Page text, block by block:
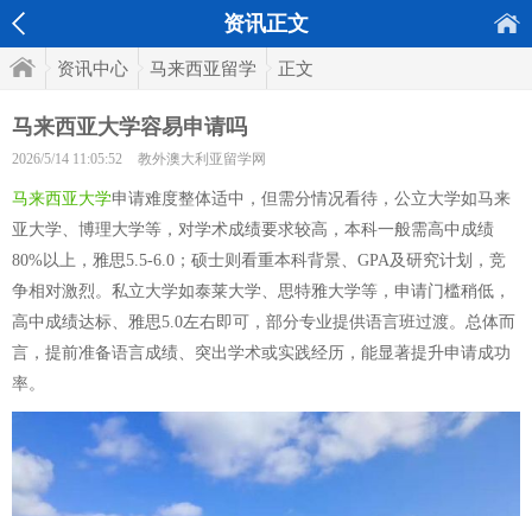
资讯正文
资讯中心 马来西亚留学 正文
马来西亚大学容易申请吗
2026/5/14 11:05:52 教外澳大利亚留学网
马来西亚大学申请难度整体适中，但需分情况看待，公立大学如马来
亚大学、博理大学等，对学术成绩要求较高，本科一般需高中成绩
80%以上，雅思5.5-6.0；硕士则看重本科背景、GPA及研究计划，竞
争相对激烈。私立大学如泰莱大学、思特雅大学等，申请门槛稍低，
高中成绩达标、雅思5.0左右即可，部分专业提供语言班过渡。总体而
言，提前准备语言成绩、突出学术或实践经历，能显著提升申请成功
率。